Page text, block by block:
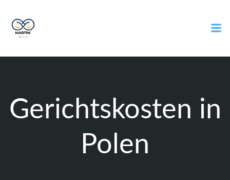
Gerichtskosten in
Polen